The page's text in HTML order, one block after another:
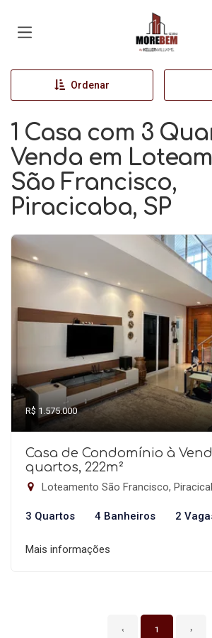
Página inicial
Ordenar
1 Casa com 3
Venda em
São Francisco,
Piracicaba, SP
R$ 1.575.000
Casa de Condomínio à
quartos, 222m²
Loteamento São Francisco,
3 Quartos 4 Banheiros 2
Mais informações
‹ 1 ›